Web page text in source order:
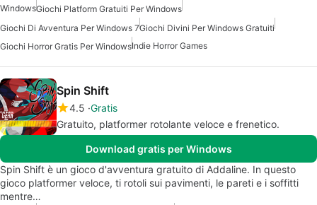
WindowsGiochi Platform Gratuiti Per Windows
Giochi Di Avventura Per Windows 7Giochi Divini Per Windows Gratuiti
Giochi Horror Gratis Per WindowsIndie Horror Games
Spin Shift
4.5 Gratis
Gratuito, platformer rotolante veloce e frenetico.
Download gratis per Windows
Spin Shift è un gioco d'avventura gratuito di Addaline. In questo
gioco platformer veloce, ti rotoli sui pavimenti, le pareti e i soffitti
mentre…